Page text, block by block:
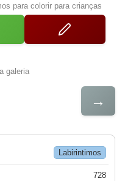
para colorir para crianças
galeria
→
Labirintimos
728